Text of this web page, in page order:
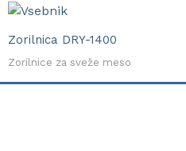
Zorilnica DRY-1400
Zorilnice za sveže meso